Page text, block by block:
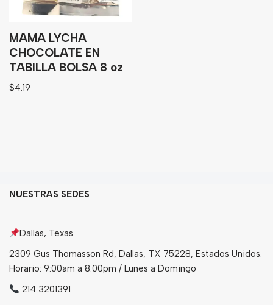
Enlatados
Sopas
Atoles
Golosinas
Bebidas
Tés
MAMA LYCHA
CHOCOLATE EN
TABILLA BOLSA 8 oz
$4.19
NUESTRAS SEDES
Dallas, Texas
2309 Gus Thomasson Rd, Dallas, TX 75228, Estados Unidos.
Horario: 9:00am a 8:00pm / Lunes a Domingo
214 3201391